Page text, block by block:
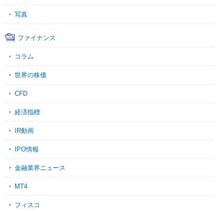
写真
ファイナンス
コラム
世界の株価
CFD
経済指標
IR動画
IPO情報
金融業界ニュース
MT4
フィスコ